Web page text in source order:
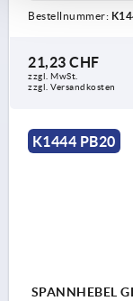
Bestellnummer:
21,23 CHF
zzgl. MwSt.
zzgl. Versandkosten
K1444 PB20
SPANNHEBEL